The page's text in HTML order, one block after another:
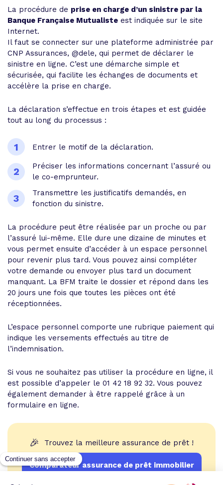
La procédure de prise en charge d’un sinistre par la
Banque Française Mutualiste est indiquée sur le site
Internet.
Il faut se connecter sur une plateforme administrée par
CNP Assurances, @dele, qui permet de déclarer le
sinistre en ligne. C’est une démarche simple et
sécurisée, qui facilite les échanges de documents et
accélère la prise en charge.
La déclaration s’effectue en trois étapes et est guidée
tout au long du processus :
Entrer le motif de la déclaration.
Préciser les informations concernant l’assuré ou
le co-emprunteur.
Transmettre les justificatifs demandés, en
fonction du sinistre.
La procédure peut être réalisée par un proche ou par
l’assuré lui-même. Elle dure une dizaine de minutes et
vous permet ensuite d’accéder à un espace personnel
pour revenir plus tard. Vous pouvez ainsi compléter
votre demande ou envoyer plus tard un document
manquant. La BFM traite le dossier et répond dans les
20 jours une fois que toutes les pièces ont été
réceptionnées.
L’espace personnel comporte une rubrique paiement qui
indique les versements effectués au titre de
l’indemnisation.
Si vous ne souhaitez pas utiliser la procédure en ligne, il
est possible d’appeler le 01 42 18 92 32. Vous pouvez
également demander à être rappelé grâce à un
formulaire en ligne.
🎉 Trouvez la meilleure assurance de prêt !
Comparateur assurance de prêt immobilier